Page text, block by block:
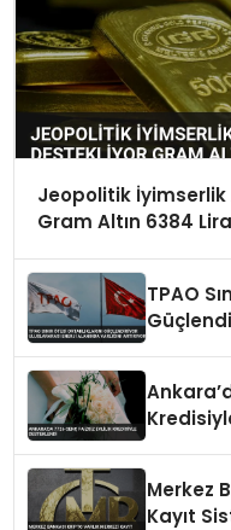
Jeopolitik İyimserlik
Gram Altın 6384
TPAO
Merkez
Kayıt